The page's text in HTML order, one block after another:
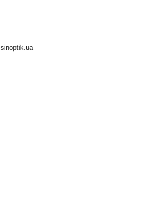
sinoptik.ua